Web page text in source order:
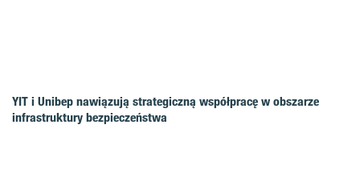
YIT i Unibep nawiązują strategiczną współpracę w obszarze
infrastruktury bezpieczeństwa